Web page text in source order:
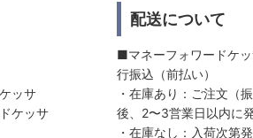
ッサ
ケッサ
配送について
■マネーフォワードケ
行振込（前払い）
・在庫あり：ご注文（
後、2〜3営業日以内に
・在庫なし：入荷次第